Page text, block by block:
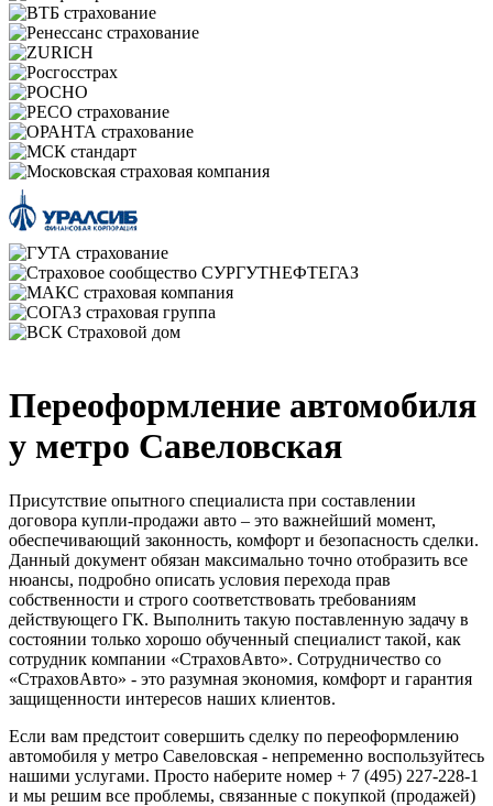
Переоформление автомобиля
у метро Савеловская
Присутствие опытного специалиста при составлении
договора купли-продажи авто – это важнейший момент,
обеспечивающий законность, комфорт и безопасность сделки.
Данный документ обязан максимально точно отобразить все
нюансы, подробно описать условия перехода прав
собственности и строго соответствовать требованиям
действующего ГК. Выполнить такую поставленную задачу в
состоянии только хорошо обученный специалист такой, как
сотрудник компании «СтраховАвто». Сотрудничество со
«СтраховАвто» - это разумная экономия, комфорт и гарантия
защищенности интересов наших клиентов.
Если вам предстоит совершить сделку по переоформлению
автомобиля у метро Савеловская - непременно воспользуйтесь
нашими услугами. Просто наберите номер + 7 (495) 227-228-1
и мы решим все проблемы, связанные с покупкой (продажей)